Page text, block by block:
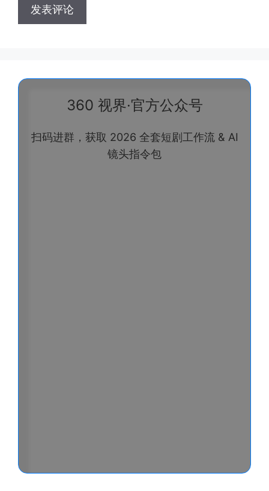
360 视界·官方公众号
扫码进群，获取 2026 全套短剧工作流 & AI
镜头指令包